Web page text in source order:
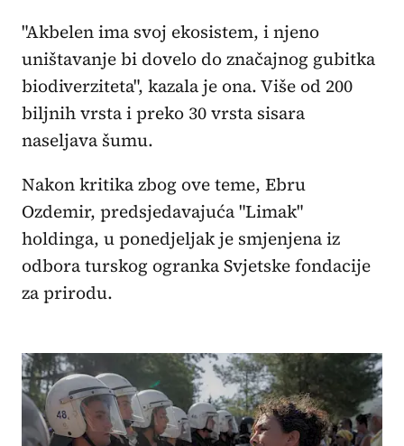
"Akbelen ima svoj ekosistem, i njeno
uništavanje bi dovelo do značajnog gubitka
biodiverziteta", kazala je ona. Više od 200
biljnih vrsta i preko 30 vrsta sisara
naseljava šumu.
Nakon kritika zbog ove teme, Ebru
Ozdemir, predsjedavajuća "Limak"
holdinga, u ponedjeljak je smjenjena iz
odbora turskog ogranka Svjetske fondacije
za prirodu.